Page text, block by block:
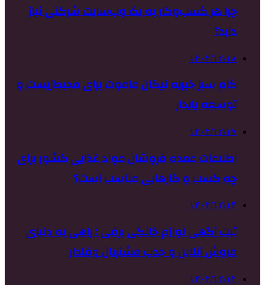
چرا هر کسب‌وکار به یک وب‌سایت شرکتی نیاز
دارد؟
۱۴۰۲/۱۲/۱۸
گام سبز خیریه نیکان ماموت برای محیط‌زیست و
توسعه پایدار
۱۴۰۲/۱۲/۱۷
اطلاعات عمده فروشان مواد غذایی کشور برای
چه کسب و کارهایی مناسب است؟
۱۴۰۲/۱۲/۱۴
ثبت آگهی لوازم خانگی برقی : راهی به دنیای
فروش آنلاین و جذب مشتریان وفادار
۱۴۰۲/۱۲/۱۲